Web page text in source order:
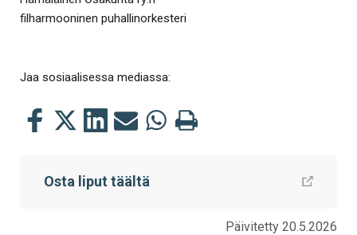
filharmooninen puhallinorkesteri
Jaa sosiaalisessa mediassa:
Jaa
Jaa
Jaa Jaa Jaa Tulosta
Osta liput täältä
Päivitetty 20.5.2026